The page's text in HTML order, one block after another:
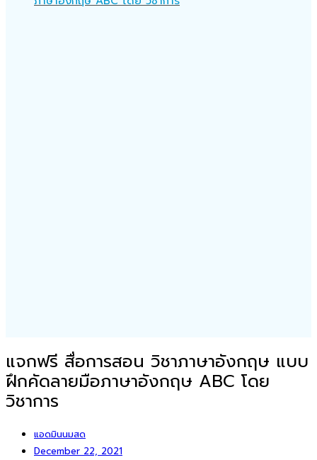
แจกฟรี สื่อการสอน วิชาภาษาอังกฤษ แบบ
ฝึกคัดลายมือภาษาอังกฤษ ABC โดย
วิชาการ
แอดมินนมสด
December 22, 2021